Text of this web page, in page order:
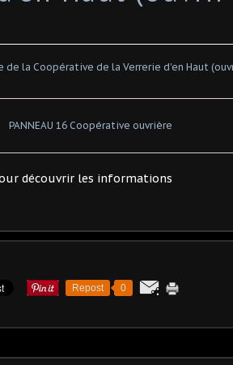
PANNEAU 16 Coopérative ouvrière
découvrir les informations
Repost 0